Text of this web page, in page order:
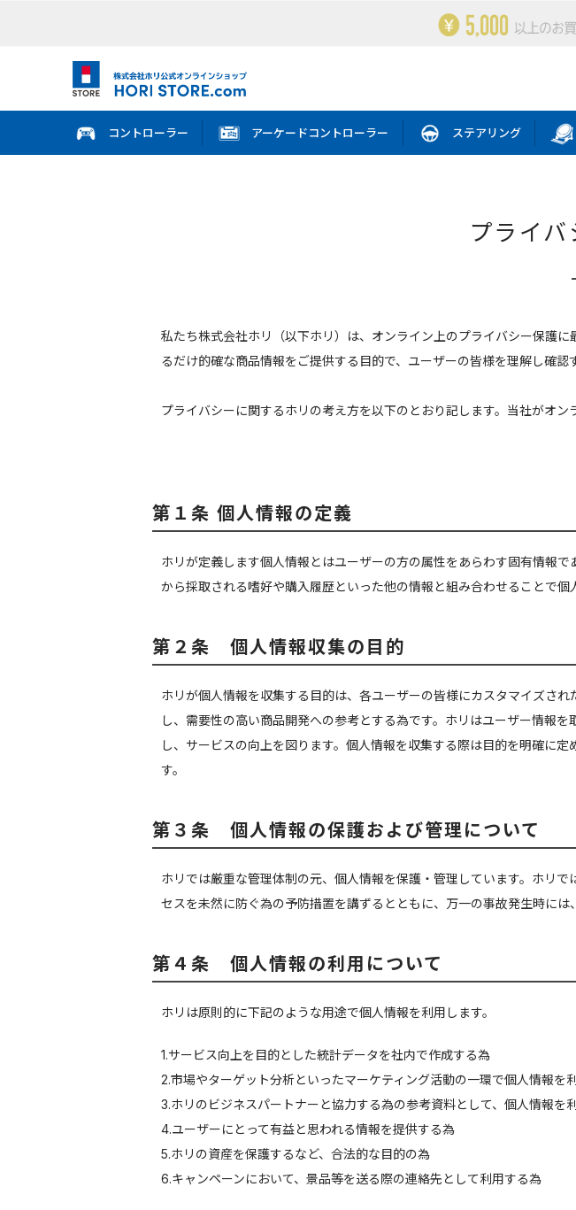
コントローラー アーケードコントローラー ステアリング
プライ
私たち株式会社ホリ（以下ホリ）は、オンライン上のプライバシー保護
るだけ的確な商品情報をご提供する目的で、ユーザーの皆様を理解し確
プライバシーに関するホリの考え方を以下のとおり記します。当社がオ
第１条 個人情報の定義
ホリが定義します個人情報とはユーザーの方の属性をあらわす固有情報
から採取される嗜好や購入履歴といった他の情報と組み合わせることで個
第２条 個人情報収集の目的
ホリが個人情報を収集する目的は、各ユーザーの皆様にカスタマイズさ
し、需要性の高い商品開発への参考とする為です。ホリはユーザー情報
し、サービスの向上を図ります。個人情報を収集する際は目的を明確に
す。
第３条 個人情報の保護および管理について
ホリでは厳重な管理体制の元、個人情報を保護・管理しています。ホリ
セスを未然に防ぐ為の予防措置を講ずるとともに、万一の事故発生時には
第４条 個人情報の利用について
ホリは原則的に下記のような用途で個人情報を利用します。
1.サービス向上を目的とした統計データを社内で作成する為
2.市場やターゲット分析といったマーケティング活動の一環で個人情報
3.ホリのビジネスパートナーと協力する為の参考資料として、個人情報を
4.ユーザーにとって有益と思われる情報を提供する為
5.ホリの資産を保護するなど、合法的な目的の為
6.キャンペーンにおいて、景品等を送る際の連絡先として利用する為